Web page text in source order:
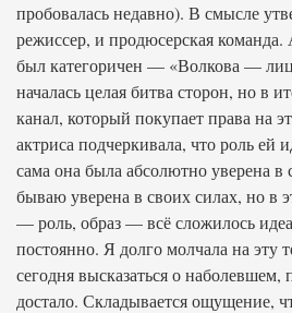
пробовалась недавно). В смысле
режиссер, и продюсерская
был категоричен — «Волкова —
началась целая битва сторон, но в
канал, который покупает права на
актриса подчеркивала, что роль ей
сама она была абсолютно уверена в
бываю уверена в своих силах, но в
— роль, образ — всё сложилось
постоянно. Я долго молчала на эту
сегодня высказаться о наболевшем,
достало. Складывается ощущение,